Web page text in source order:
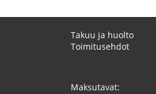
Takuu ja huolto
Toimitusehdot
Maksutavat: